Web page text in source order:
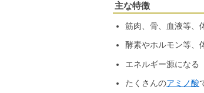
主な特徴
筋肉、骨、血液等、
酵素やホルモン等、
エネルギー源になる
たくさんのアミノ酸